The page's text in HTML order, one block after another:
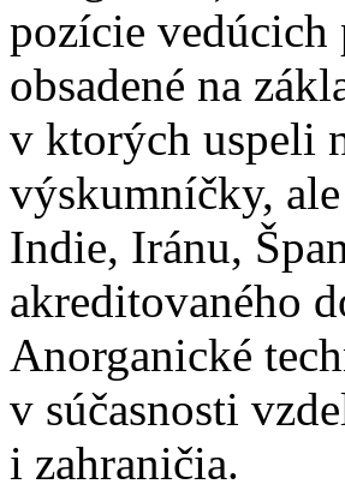
pozície
obsadené na
v ktorých uspeli
výskumníčky,
Indie, Iránu,
akreditovaného
Anorganické
v súčasnosti
i zahraničia.